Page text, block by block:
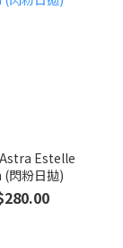
Estelle
閃粉日拋)